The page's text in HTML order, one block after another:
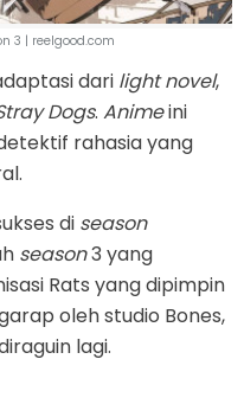
3 | reelgood.com
dari light novel,
Dogs. Animeini
rahasia yang
di season
season3 yang
Rats yang dipimpin
oleh studio Bones,
lagi.